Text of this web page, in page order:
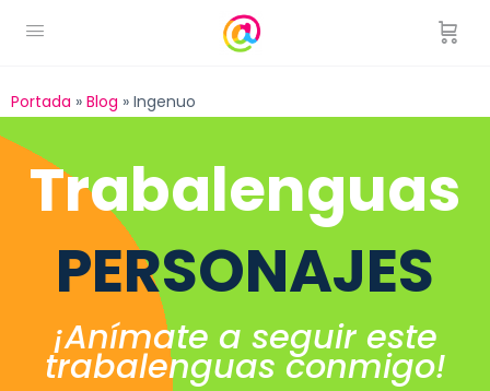
Portada » Blog » Ingenuo
Trabalenguas
PERSONAJES
¡Anímate a seguir este
trabalenguas conmigo!